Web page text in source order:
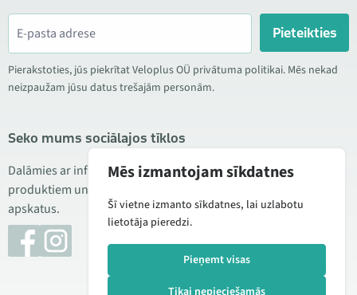
Pieteikties
Pierakstoties, jūs piekrītat Veloplus OÜ privātuma politikai. Mēs nekad
neizpaužam jūsu datus trešajām personām.
Seko mums sociālajos tīklos
Dalāmies ar informāciju par izdevīgām akcijām, jauniem
produktiem un servisu. Reizēm publicējam arī produktu
apskatus.
Mēs izmantojam sīkdatnes
Šī vietne izmanto sīkdatnes, lai uzlabotu
lietotāja pieredzi.
Pieņemt visas